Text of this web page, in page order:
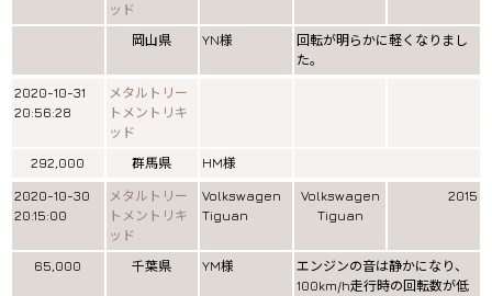
ッド
岡山県 YN様
回転が明らかに軽くなりまし
た。
2020-10-31
20:56:28
メタルトリー
トメントリキ
ッド
292,000
群馬県
HM様
2020-10-30
20:15:00
メタルトリー
トメントリキ
ッド
Volkswagen
Tiguan
Volkswagen
Tiguan
2015
65,000 千葉県 YM様
エンジンの音は静かになり、
100km/h走行時の回転数が低